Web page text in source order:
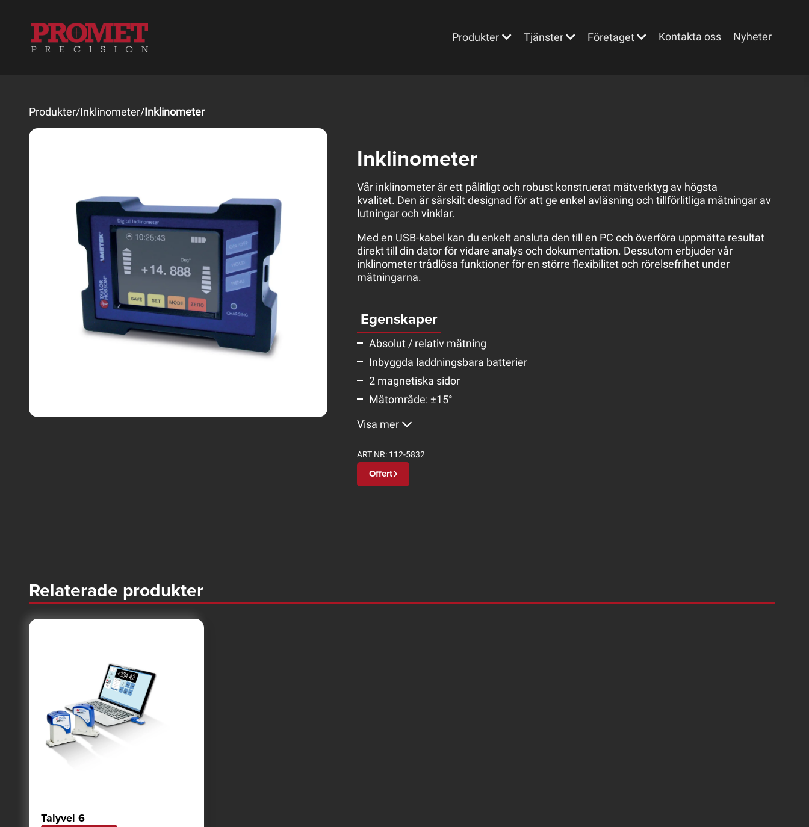
Produkter Tjänster Företaget Kontakta oss Nyheter
Produkter/Inklinometer/Inklinometer
Inklinometer
Vår inklinometer är ett pålitligt och robust konstruerat mätverktyg av högsta
kvalitet. Den är särskilt designad för att ge enkel avläsning och tillförlitliga mätningar av
lutningar och vinklar.
Med en USB-kabel kan du enkelt ansluta den till en PC och överföra uppmätta resultat
direkt till din dator för vidare analys och dokumentation. Dessutom erbjuder vår
inklinometer trådlösa funktioner för en större flexibilitet och rörelsefrihet under
mätningarna.
Egenskaper
Absolut / relativ mätning
Inbyggda laddningsbara batterier
2 magnetiska sidor
Mätområde: ±15°
Visa mer
ART NR: 112-5832
Offert
Relaterade produkter
Talyvel 6